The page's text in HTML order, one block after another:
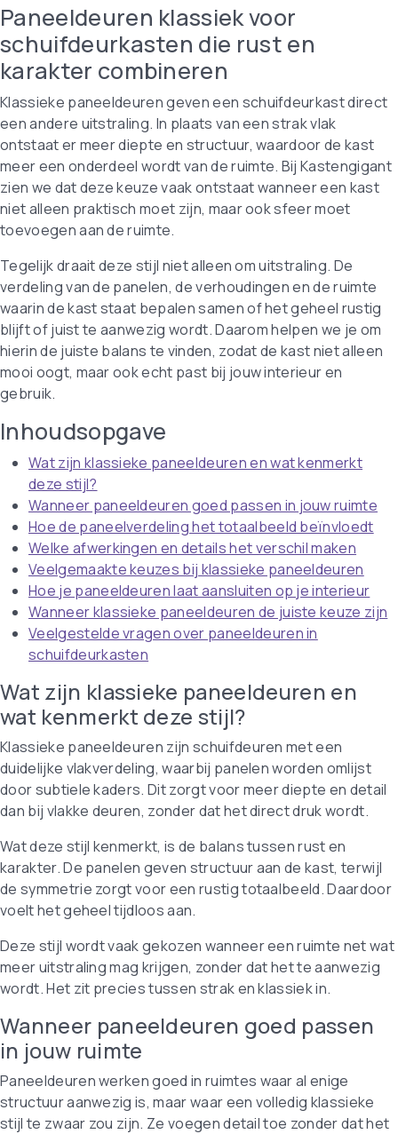
Paneeldeuren klassiek voor
schuifdeurkasten die rust en
karakter combineren
Klassieke paneeldeuren geven een schuifdeurkast direct
een andere uitstraling. In plaats van een strak vlak
ontstaat er meer diepte en structuur, waardoor de kast
meer een onderdeel wordt van de ruimte. Bij Kastengigant
zien we dat deze keuze vaak ontstaat wanneer een kast
niet alleen praktisch moet zijn, maar ook sfeer moet
toevoegen aan de ruimte.
Tegelijk draait deze stijl niet alleen om uitstraling. De
verdeling van de panelen, de verhoudingen en de ruimte
waarin de kast staat bepalen samen of het geheel rustig
blijft of juist te aanwezig wordt. Daarom helpen we je om
hierin de juiste balans te vinden, zodat de kast niet alleen
mooi oogt, maar ook echt past bij jouw interieur en
gebruik.
Inhoudsopgave
Wat zijn klassieke paneeldeuren en wat kenmerkt
deze stijl?
Wanneer paneeldeuren goed passen in jouw ruimte
Hoe de paneelverdeling het totaalbeeld beïnvloedt
Welke afwerkingen en details het verschil maken
Veelgemaakte keuzes bij klassieke paneeldeuren
Hoe je paneeldeuren laat aansluiten op je interieur
Wanneer klassieke paneeldeuren de juiste keuze zijn
Veelgestelde vragen over paneeldeuren in
schuifdeurkasten
Wat zijn klassieke paneeldeuren en
wat kenmerkt deze stijl?
Klassieke paneeldeuren zijn schuifdeuren met een
duidelijke vlakverdeling, waarbij panelen worden omlijst
door subtiele kaders. Dit zorgt voor meer diepte en detail
dan bij vlakke deuren, zonder dat het direct druk wordt.
Wat deze stijl kenmerkt, is de balans tussen rust en
karakter. De panelen geven structuur aan de kast, terwijl
de symmetrie zorgt voor een rustig totaalbeeld. Daardoor
voelt het geheel tijdloos aan.
Deze stijl wordt vaak gekozen wanneer een ruimte net wat
meer uitstraling mag krijgen, zonder dat het te aanwezig
wordt. Het zit precies tussen strak en klassiek in.
Wanneer paneeldeuren goed passen
in jouw ruimte
Paneeldeuren werken goed in ruimtes waar al enige
structuur aanwezig is, maar waar een volledig klassieke
stijl te zwaar zou zijn. Ze voegen detail toe zonder dat het